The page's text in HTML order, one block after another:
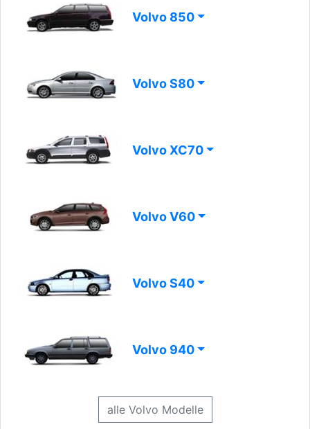
Volvo 850
Volvo S80
Volvo XC70
Volvo V60
Volvo S40
Volvo 940
alle Volvo Modelle